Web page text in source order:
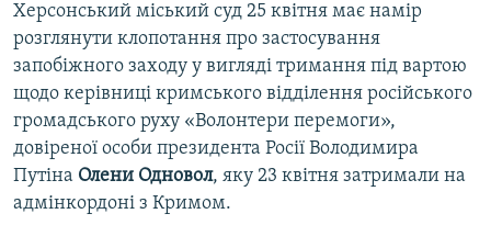
Усі сайти RFE/RL
Херсонський міський суд 25 квітня має намір
розглянути клопотання про застосування
запобіжного заходу у вигляді тримання під вартою
щодо керівниці кримського відділення російського
громадського руху «Волонтери перемоги»,
довіреної особи президента Росії Володимира
Путіна Олени Одновол, яку 23 квітня затримали на
адмінкордоні з Кримом.